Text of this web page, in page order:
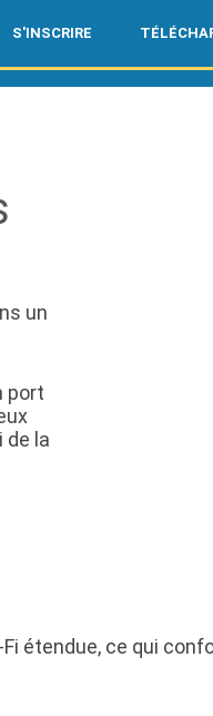
S'INSCRIRE
un
port
la
étendue, ce qui